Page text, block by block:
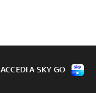
ACCEDI A SKY GO